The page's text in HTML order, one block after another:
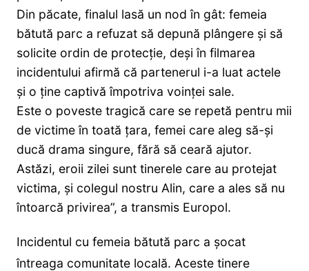
Din păcate, finalul lasă un nod în gât: femeia
bătută parc a refuzat să depună plângere și să
solicite ordin de protecție, deși în filmarea
incidentului afirmă că partenerul i-a luat actele
și o ține captivă împotriva voinței sale.
Este o poveste tragică care se repetă pentru mii
de victime în toată țara, femei care aleg să-și
ducă drama singure, fără să ceară ajutor.
Astăzi, eroii zilei sunt tinerele care au protejat
victima, și colegul nostru Alin, care a ales să nu
întoarcă privirea”, a transmis Europol.
Incidentul cu femeia bătută parc a șocat
întreaga comunitate locală. Aceste tinere